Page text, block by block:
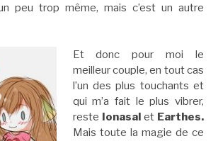
peu trop même, mais c’est un autre
Et donc pour moi le
meilleur couple, en tout cas
l’un des plus touchants et
qui m’a fait le plus vibrer,
reste
Ionasal et Earthes.
Mais toute la magie de ce